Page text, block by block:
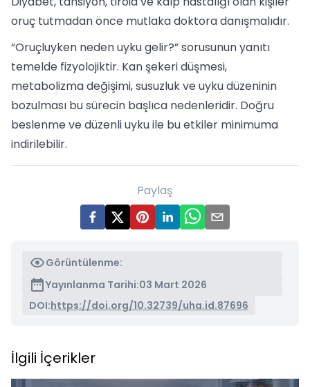
oruç tutmadan önce mutlaka doktora danışmalıdır.
“Oruçluyken neden uyku gelir?” sorusunun yanıtı
temelde fizyolojiktir. Kan şekeri düşmesi,
metabolizma değişimi, susuzluk ve uyku düzeninin
bozulması bu sürecin başlıca nedenleridir. Doğru
beslenme ve düzenli uyku ile bu etkiler minimuma
indirilebilir.
Paylaş
Görüntülenme:
Yayınlanma Tarihi:03 Mart 2026
DOI:https://doi.org/10.32739/uha.id.87696
İlgili İçerikler